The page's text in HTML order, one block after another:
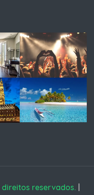
direitos reservados. |